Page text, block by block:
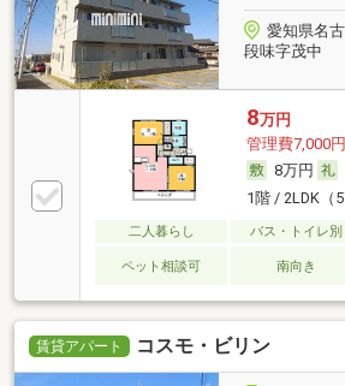
愛知県名
段味字茂中
8万円
管理費7,000円
8万円
1階 / 2LDK（
二人暮らし バス・トイレ別
ペット相談可 南向き
賃貸アパート コスモ・ビリン